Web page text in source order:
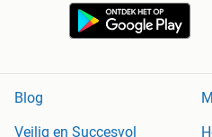
Blog
Veilig en Succesvol